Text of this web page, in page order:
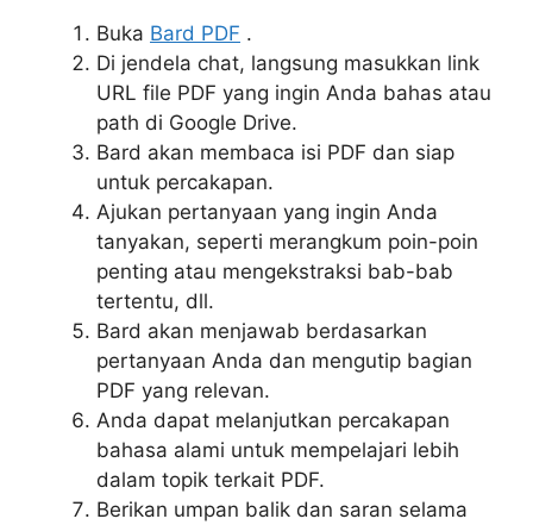
Buka Bard PDF .
Di jendela chat, langsung masukkan link
URL file PDF yang ingin Anda bahas atau
path di Google Drive.
Bard akan membaca isi PDF dan siap
untuk percakapan.
Ajukan pertanyaan yang ingin Anda
tanyakan, seperti merangkum poin-poin
penting atau mengekstraksi bab-bab
tertentu, dll.
Bard akan menjawab berdasarkan
pertanyaan Anda dan mengutip bagian
PDF yang relevan.
Anda dapat melanjutkan percakapan
bahasa alami untuk mempelajari lebih
dalam topik terkait PDF.
Berikan umpan balik dan saran selama